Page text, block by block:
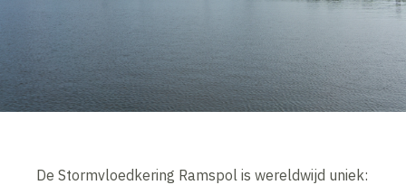
De Stormvloedkering Ramspol is wereldwijd uniek: